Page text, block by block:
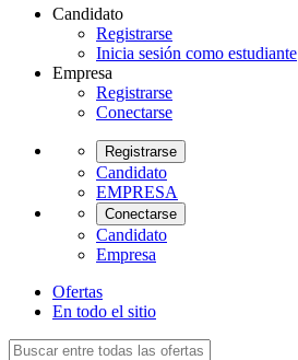
Candidato
Registrarse
Inicia sesión como estudiante
Empresa
Registrarse
Conectarse
Registrarse
Candidato
EMPRESA
Conectarse
Candidato
Empresa
Ofertas
En todo el sitio